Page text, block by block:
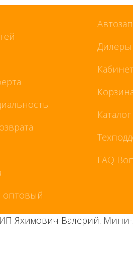
оптовый
Дилеры
FAQ
Яхимович Валерий. Мини-